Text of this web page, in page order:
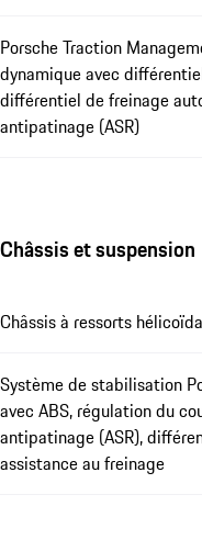
Porsche Traction
dynamique avec
différentiel de freinage
antipatinage (ASR)
Châssis et suspension
Châssis à ressorts
Système de stabilisation
avec ABS, régulation du
antipatinage (ASR),
assistance au freinage